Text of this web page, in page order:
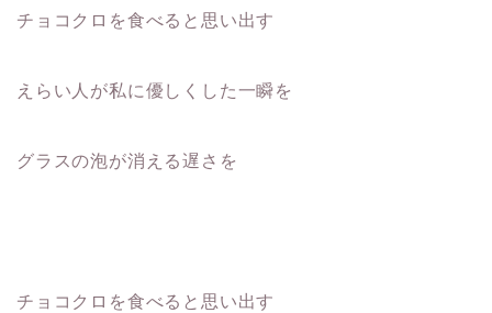
チョコクロを食べると思い出す
えらい人が私に優しくした一瞬を
グラスの泡が消える遅さを
チョコクロを食べると思い出す